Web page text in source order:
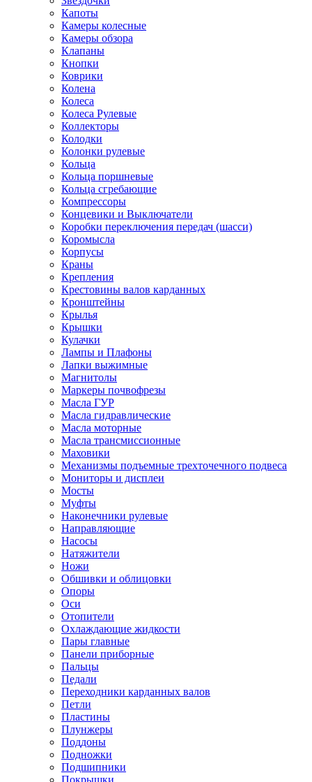
Капоты
Камеры колесные
Камеры обзора
Клапаны
Кнопки
Коврики
Колена
Колеса
Колеса Рулевые
Коллекторы
Колодки
Колонки рулевые
Кольца
Кольца поршневые
Кольца сгребающие
Компрессоры
Концевики и Выключатели
Коробки переключения передач (шасси)
Коромысла
Корпусы
Краны
Крепления
Крестовины валов карданных
Кронштейны
Крылья
Крышки
Кулачки
Лампы и Плафоны
Лапки выжимные
Магнитолы
Маркеры почвофрезы
Масла ГУР
Масла гидравлические
Масла моторные
Масла трансмиссионные
Маховики
Механизмы подъемные трехточечного подвеса
Мониторы и дисплеи
Мосты
Муфты
Наконечники рулевые
Направляющие
Насосы
Натяжители
Ножи
Обшивки и облицовки
Опоры
Оси
Отопители
Охлаждающие жидкости
Пары главные
Панели приборные
Пальцы
Педали
Переходники карданных валов
Петли
Пластины
Плунжеры
Поддоны
Подножки
Подшипники
Покрышки